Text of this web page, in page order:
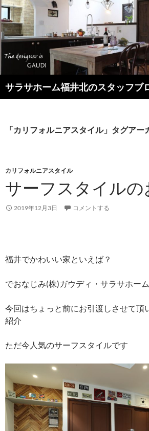
サラサホーム福井北のスタッフブ
索
ン
キ
ッ
プ
「カリフォルニアスタイル」タグアー
カリフォルニアスタイル
サーフスタイルの
2019年12月3日 コメントする
福井でかわいい家といえば？
でおなじみ(株)ガウディ・サラサホー
今回はちょっと前にお引渡しさせて頂
紹介
ただ今人気のサーフスタイルです